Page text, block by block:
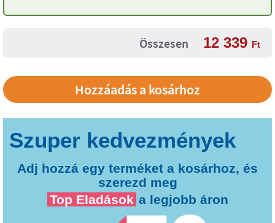
Összesen 12 339 Ft
Adj hozzá egy terméket a kosárhoz, és
szerezd meg
Top Eladások a legjobb áron